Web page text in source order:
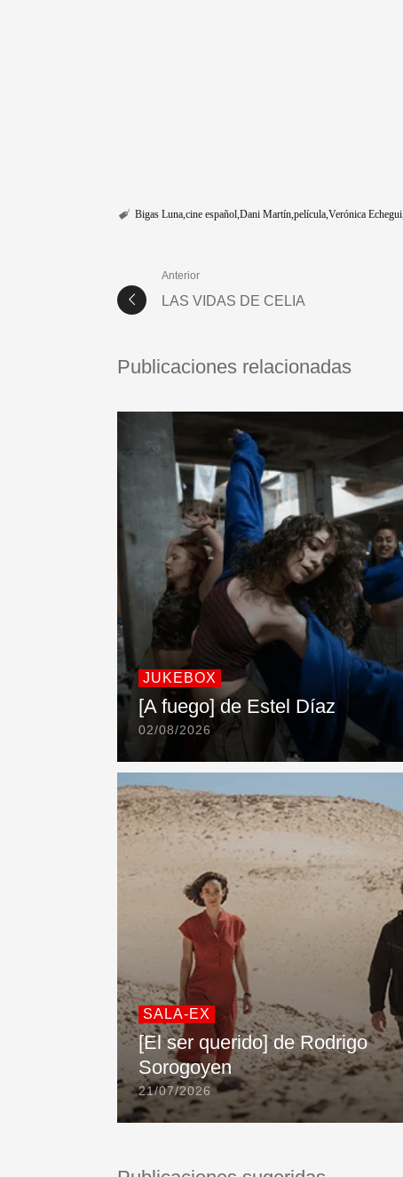
Bigas Luna cine español Dani Martín película Verónica Echegui
Anterior
LAS VIDAS DE CELIA
Publicaciones relacionadas
JUKEBOX
[A fuego] de Estel Díaz
02/08/2026
SALA-EX
[El ser querido] de Rodrigo
Sorogoyen
21/07/2026